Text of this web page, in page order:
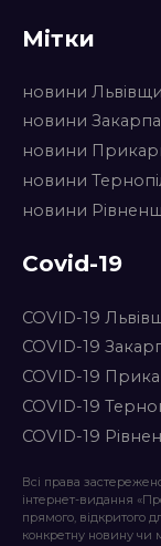
Мітки
новини
новини
новини
новини
новини
Covid-19
COVID-19
COVID-19
COVID-19
COVID-19
COVID-19
Всі права
інтернет-видання
прямого, відкритого
конкретну новину чи